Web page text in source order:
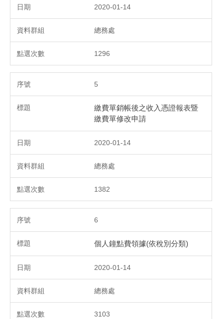
2020-01-14
總務處
1296
5
繳費單銷帳後之收入憑證報表暨
繳費單修改申請
2020-01-14
總務處
1382
6
個人鐘點費領據(依稅別分類)
2020-01-14
總務處
3103